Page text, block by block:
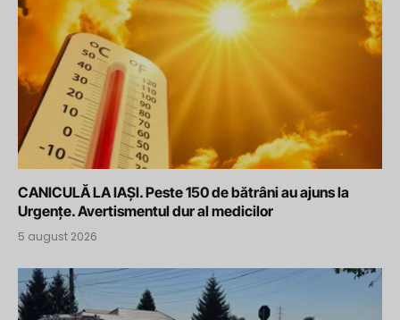
CANICULĂ LA IAȘI. Peste 150 de bătrâni au ajuns la
Urgențe. Avertismentul dur al medicilor
5 august 2026